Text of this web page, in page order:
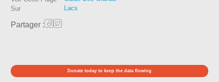
Sur
Lacs
Partager :
Donate today to keep the data flowing